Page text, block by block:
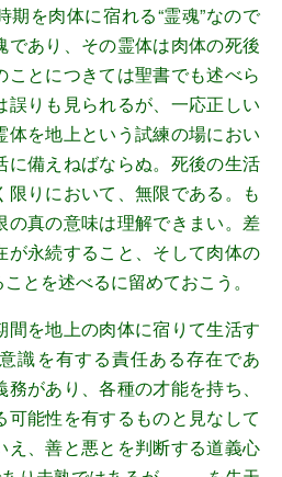
期を肉体に宿れる“霊魂”なので
であり、その霊体は肉体の死後
ことにつきては聖書でも述べら
誤りも見られるが、一応正しい
体を地上という試練の場におい
に備えねばならぬ。死後の生活
限りにおいて、無限である。も
の真の意味は理解できまい。差
が永続すること、そして肉体の
とを述べるに留めておこう。
間を地上の肉体に宿りて生活す
識を有する責任ある存在であ
があり、各種の才能を持ち、
能性を有するものと見なして
え、善と悪とを判断する道義心